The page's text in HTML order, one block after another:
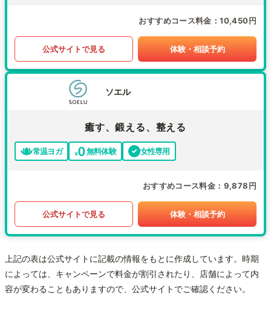
おすすめコース料金 10,450円
公式サイトで見る 体験・相談予約
ソエル
癒す、鍛える、整える
常温ヨガ 無料体験 女性専用
おすすめコース料金 9,878円
公式サイトで見る 体験・相談予約
上記の表は公式サイトに記載の情報をもとに作成しています。時期
によっては、キャンペーンで料金が割引されたり、店舗によって内
容が変わることもありますので、公式サイトでご確認ください。